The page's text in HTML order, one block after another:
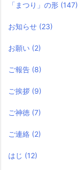
「まつり」の形 (147)
お知らせ (23)
お願い (2)
ご報告 (8)
ご挨拶 (9)
ご神徳 (7)
ご連絡 (2)
はじ (12)